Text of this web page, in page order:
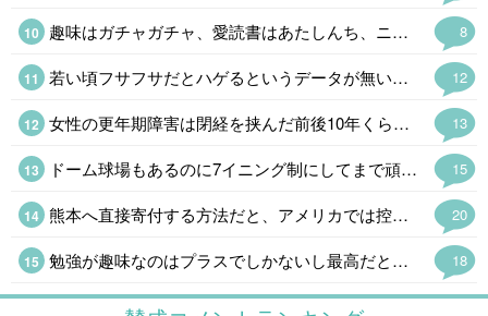
8
趣味はガチャガチャ、愛読書はあたしんち、ニンテンドーDS出る度に並んでます💦 精神年齢小学生です😓ハイ。 よく「若いね」と言われるけど「幼いね」を変換してるの気付いてます💦
12
若い頃フサフサだとハゲるというデータが無いのは知っているんですが、長年理容室をやっている方は自信を持って言うんですよ。 現場の感覚は大事なので、あるかもしれないと思ってます。 あとは年配者による経験談ですね、若い頃毛量が多かった人ほどハゲていると言う人に沢山出会いました。 僕にとって体験談は貴重なデータですが、無関係だと思いたいw
13
女性の更年期障害は閉経を挟んだ前後10年くらいだけど、男性はホルモンが減り続けるので区切りがないし、60代になって老年期だから大丈夫ということもないそうだ。(それくらいで発症する場合も多い) 問題は生活習慣病が悪化したり、フレイルの加速で足腰が怪しくなったり、認知症のリスクが上がるというのでかなり厄介である。男性の乳ガンより確率は高いんだからもっと知られるべきだと思う。
15
ドーム球場もあるのに7イニング制にしてまで頑なに甲子園でやるのはたんに利用料がタダという理由らしい。ユニフォームが派手で学生野球らしくないと明治時代みたいなコト言ってた高野連もうまくやれんもんだ。
20
熊本へ直接寄付する方法だと、アメリカでは控除の対象にならない 泣 こっちからだとクレカで寄付するのが手数料取られないし一番簡単なんだけど、控除を受けたいから日本へ寄付する時はアメリカの赤十字を経由してる
18
勉強が趣味なのはプラスでしかないし最高だと思う 最近、勉強しない人はダメだと思う出来事が多くて、より強く思う 勉強しない人は努力しないから、だらしないし疲れる